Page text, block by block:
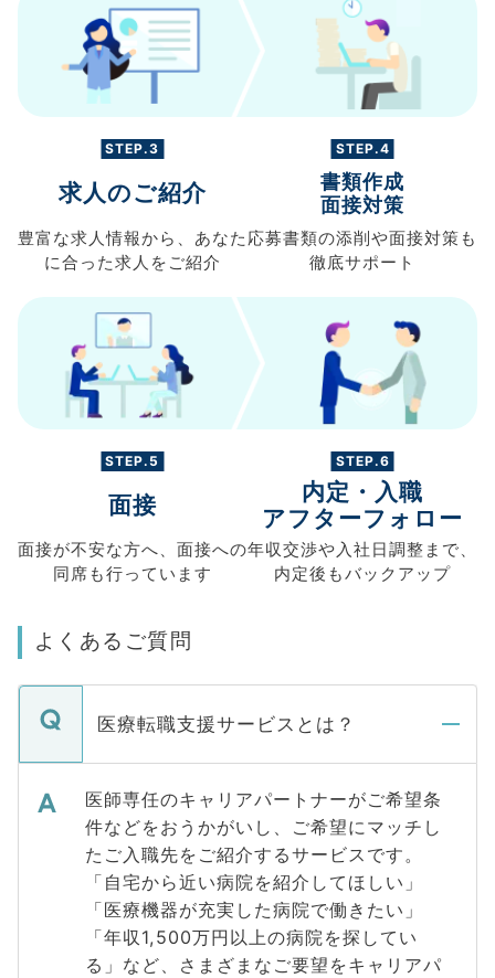
STEP.3
求人のご紹介
豊富な求人情報から、 あなた
に合った求人を ご紹介
STEP.4
書類作成
面接対策
応募書類の添削や面接対策も
徹底サポート
STEP.5
面接
面接が不安な方へ、 面接への
同席も行っています
STEP.6
内定・入職
アフターフォロー
年収交渉や入社日調整まで、
内定後もバックアップ
よくあるご質問
医療転職支援サービスとは？
医師専任のキャリアパートナーがご希望条
件などをおうかがいし、ご希望にマッチし
たご入職先をご紹介するサービスです。
「自宅から近い病院を紹介してほしい」
「医療機器が充実した病院で働きたい」
「年収1,500万円以上の病院を探してい
る」など、さまざまなご要望をキャリアパ